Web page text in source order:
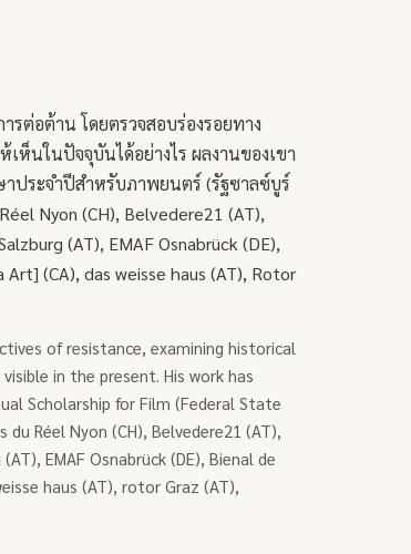
รต่อต้าน โดยตรวจสอบร่องรอยทาง
ห็นในปัจจุบันได้อย่างไร ผลงานของเขา
าประจำปีสำหรับภาพยนตร์ (รัฐซาลซ์บูร์
Nyon (CH), Belvedere21 (AT),
(AT), EMAF Osnabrück (DE),
(CA), das weisse haus (AT), Rotor
of resistance, examining historical
in the present. His work has
Scholarship for Film (Federal State
Réel Nyon (CH), Belvedere21 (AT),
EMAF Osnabrück (DE), Bienal de
haus (AT), rotor Graz (AT),